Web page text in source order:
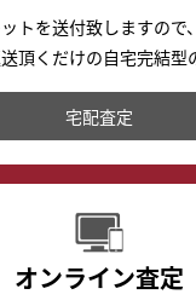
トを送付致しますので
頂くだけの自宅完結型
全に査定・買取に出す
宅配査定
オンライン査定